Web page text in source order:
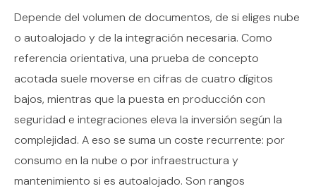
Depende del volumen de documentos, de si eliges nube
o autoalojado y de la integración necesaria. Como
referencia orientativa, una prueba de concepto
acotada suele moverse en cifras de cuatro dígitos
bajos, mientras que la puesta en producción con
seguridad e integraciones eleva la inversión según la
complejidad. A eso se suma un coste recurrente: por
consumo en la nube o por infraestructura y
mantenimiento si es autoalojado. Son rangos